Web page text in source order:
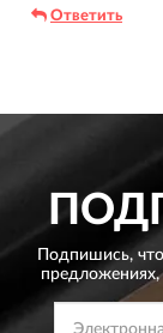
Ответить
Подпишись,
предложениях,